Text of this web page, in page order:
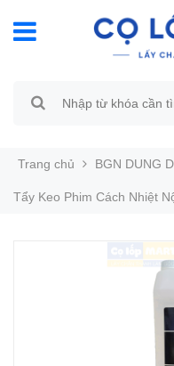
Trang chủ BGN DUNG
Tẩy Keo Phim Cách Nhiệt